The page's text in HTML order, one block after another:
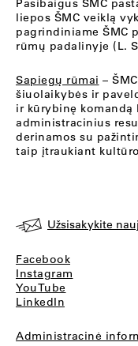
Pasibaigus ŠMC
liepos ŠMC veiklą
pagrindiniame ŠMC
rūmų padalinyje (L.
Sapiegų rūmai –
šiuolaikybės ir
ir kūrybinę komandą
administracinius
derinamos su
taip įtraukiant
Užsisakykite
Facebook
Instagram
YouTube
LinkedIn
Administracinė